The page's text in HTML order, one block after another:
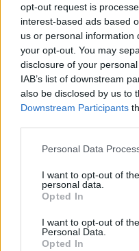
opt-out request is
interest-based ads based
us or personal information
your opt-out. You may
disclosure of your
IAB’s list of downstream
also be disclosed by us to
Downstream Participants
Please note that this
not limited to your visit or
grant or deny consent to
use your data for below
consent section.
Personal Data
I want to opt-out of
personal data.
Opted In
I want to opt-out of
Personal Data.
Opted In
Ba
gsplus.hu